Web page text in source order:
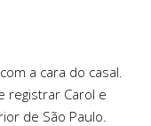
a cara do casal.
registrar Carol e
de São Paulo.